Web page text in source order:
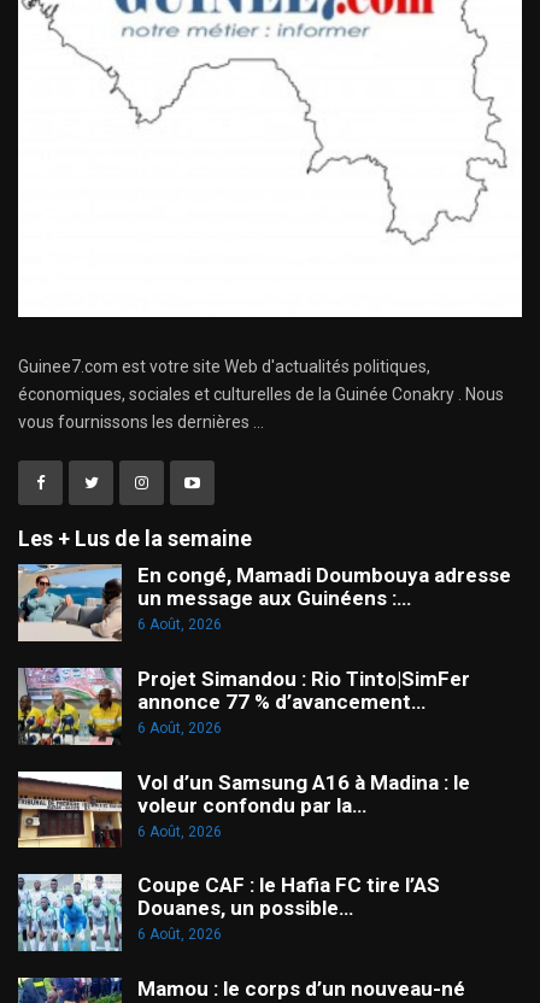
Guinee7.com est votre site Web d'actualités politiques,
économiques, sociales et culturelles de la Guinée Conakry . Nous
vous fournissons les dernières ...
Les + Lus de la semaine
En congé, Mamadi Doumbouya adresse
un message aux Guinéens :…
6 Août, 2026
Projet Simandou : Rio Tinto|SimFer
annonce 77 % d’avancement…
6 Août, 2026
Vol d’un Samsung A16 à Madina : le
voleur confondu par la…
6 Août, 2026
Coupe CAF : le Hafia FC tire l’AS
Douanes, un possible…
6 Août, 2026
Mamou : le corps d’un nouveau-né